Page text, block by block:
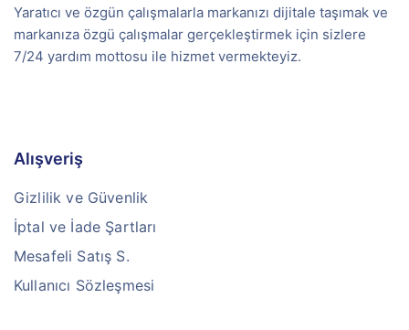
Yaratıcı ve özgün çalışmalarla markanızı dijitale taşımak ve
markanıza özgü çalışmalar gerçekleştirmek için sizlere
7/24 yardım mottosu ile hizmet vermekteyiz.
Alışveriş
Gizlilik ve Güvenlik
İptal ve İade Şartları
Mesafeli Satış S.
Kullanıcı Sözleşmesi